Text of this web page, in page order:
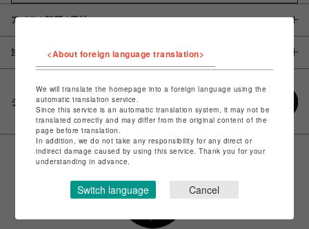
アイテム説明 / 素材
注意事項
シェアする
<About foreign language translation>
We will translate the homepage into a foreign language using the
automatic translation service.
Since this service is an automatic translation system, it may not be
translated correctly and may differ from the original content of the
page before translation.
In addition, we do not take any responsibility for any direct or
indirect damage caused by using this service. Thank you for your
understanding in advance.
Switch language Cancel